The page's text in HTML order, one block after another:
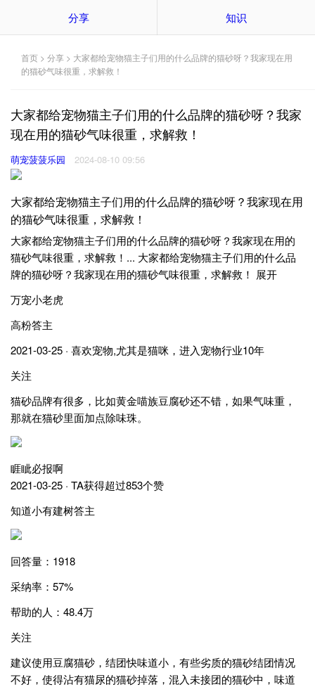
分享 知识
首页 > 分享 > 大家都给宠物猫主子们用的什么品牌的猫砂呀？我家现在用
的猫砂气味很重，求解救！
大家都给宠物猫主子们用的什么品牌的猫砂呀？我家
现在用的猫砂气味很重，求解救！
萌宠菠菠乐园 2024-08-10 09:56
大家都给宠物猫主子们用的什么品牌的猫砂呀？我家现在用
的猫砂气味很重，求解救！
大家都给宠物猫主子们用的什么品牌的猫砂呀？我家现在用的
猫砂气味很重，求解救！... 大家都给宠物猫主子们用的什么品
牌的猫砂呀？我家现在用的猫砂气味很重，求解救！ 展开
万宠小老虎
高粉答主
2021-03-25 · 喜欢宠物,尤其是猫咪，进入宠物行业10年
关注
猫砂品牌有很多，比如黄金喵族豆腐砂还不错，如果气味重，
那就在猫砂里面加点除味珠。
睚眦必报啊
2021-03-25 · TA获得超过853个赞
知道小有建树答主
回答量：1918
采纳率：57%
帮助的人：48.4万
关注
建议使用豆腐猫砂，结团快味道小，有些劣质的猫砂结团情况
不好，使得沾有猫尿的猫砂掉落，混入未接团的猫砂中，味道